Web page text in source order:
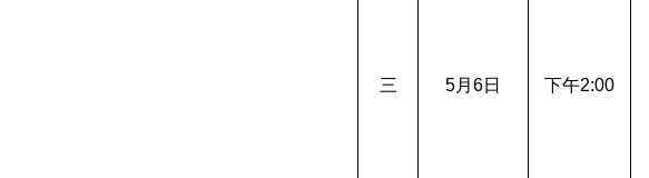
三 5月6日 下午2:00